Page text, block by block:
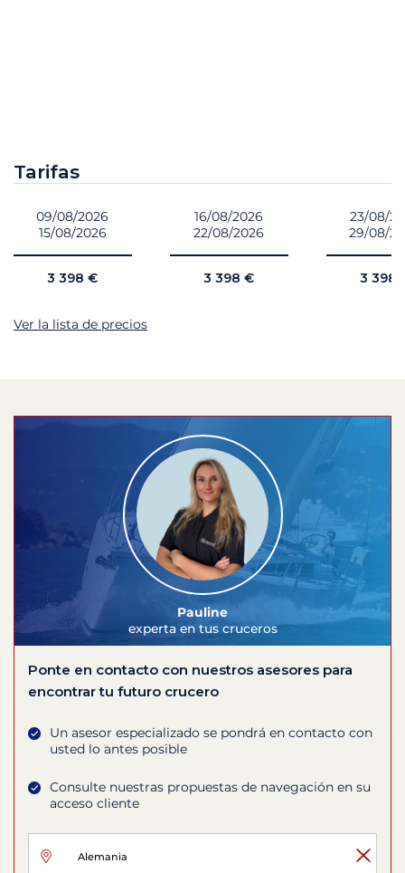
Tarifas
09/08/2026
15/08/2026
3 398 €
16/08/2026
22/08/2026
3 398 €
23/08/
29/08/
3 398
Ver la lista de precios
Pauline
experta en tus cruceros
Ponte en contacto con nuestros asesores para
encontrar tu futuro crucero
Un asesor especializado se pondrá en contacto con
usted lo antes posible
Consulte nuestras propuestas de navegación en su
acceso cliente